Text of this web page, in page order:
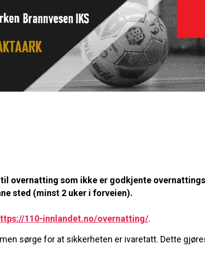
overnatting som ikke er godkjente
sted (minst 2 uker i forveien).
110-innlandet.no/overnatting/.
sørge for at sikkerheten er ivaretatt. Dette